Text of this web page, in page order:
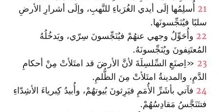
21 أُسلِمُها إلَى أيدي الغُرَباءِ للنَّهبِ، وإلَى أشرارِ الأرضِ
سلبًا فيُنَجِّسونَها.
22 وأُحَوِّلُ وجهي عنهُمْ فيُنَجِّسونَ سِرّي، ويَدخُلُهُ
المُعتَنِفونَ ويُنَجِّسونَهُ.
23 «اِصنَعِ السِّلسِلَةَ لأنَّ الأرضَ قد امتَلأتْ مِنْ أحكامِ
الدَّمِ، والمدينةُ امتَلأتْ مِنَ الظُّلمِ.
24 فآتي بأشَرِّ الأُمَمِ فيَرِثونَ بُيوتهُمْ، وأُبيدُ كِبرياءَ الأشِدّاءِ
فتتَنَجَّسُ مَقادِسُهُمْ.